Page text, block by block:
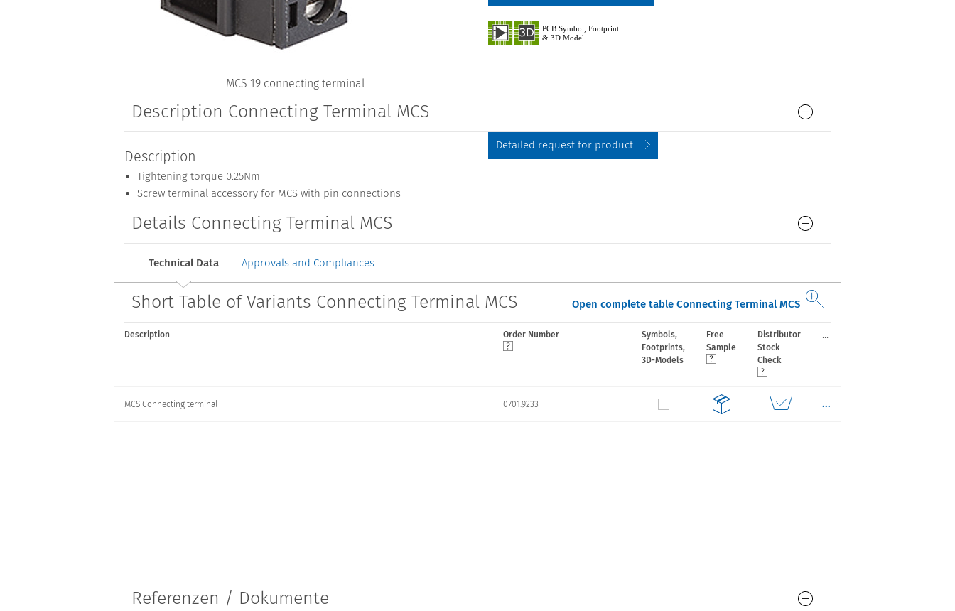
MCS 19 connecting terminal
Description Connecting Terminal MCS
Description
Tightening torque 0.25Nm
Screw terminal accessory for MCS with pin connections
Detailed request for product
Details Connecting Terminal MCS
Technical Data Approvals and Compliances
Short Table of Variants Connecting Terminal MCS Open complete table Connecting Terminal MCS
Description Order Number
Symbols,
Footprints,
3D-Models
Free
Sample
Distributor
Stock
Check
...
MCS Connecting terminal 0701.9233 ...
Referenzen / Dokumente